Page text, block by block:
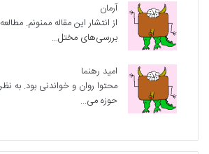
آرمان
از انتشار این مقاله ممنونم.
بررسی‌های مختل...
امید رهنما
محتوا روان و خواندنی بود. به
حوزه می...